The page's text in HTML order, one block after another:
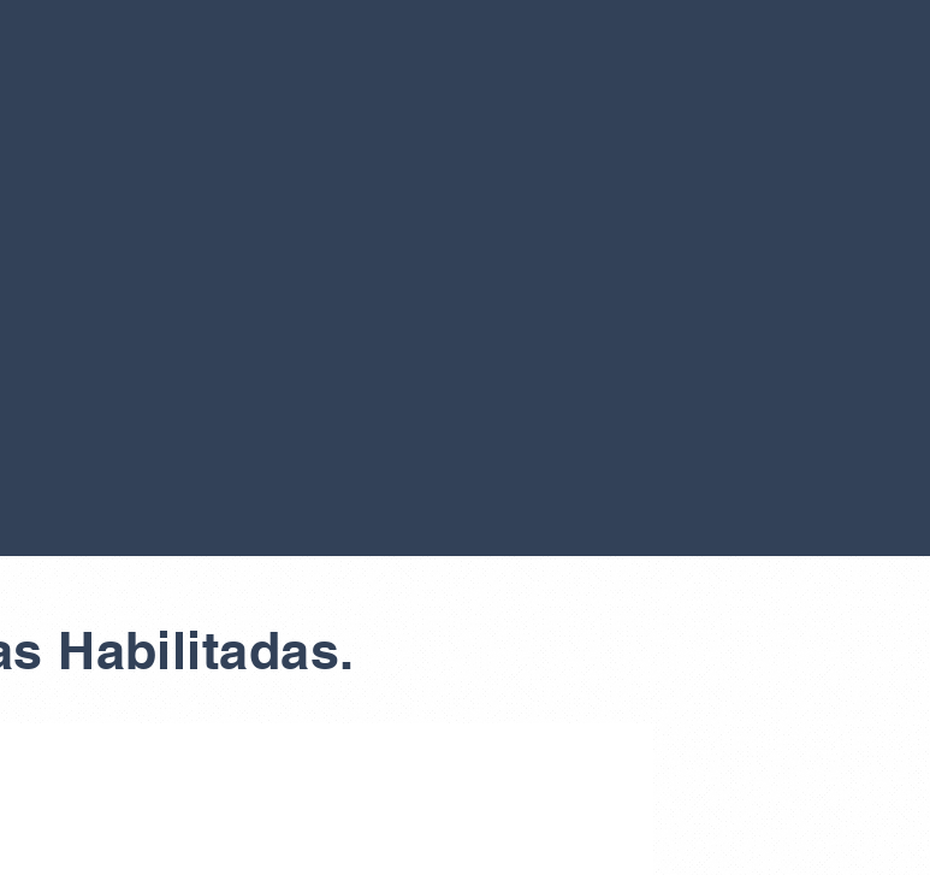
Habilitadas.